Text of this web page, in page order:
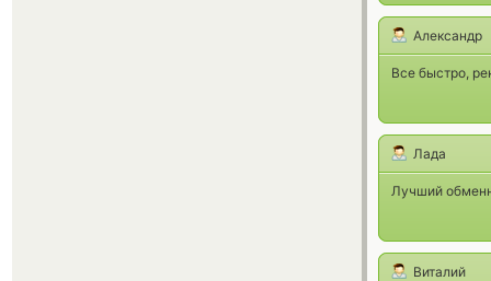
Александр
Все быстро,
Лада
Лучший
Виталий